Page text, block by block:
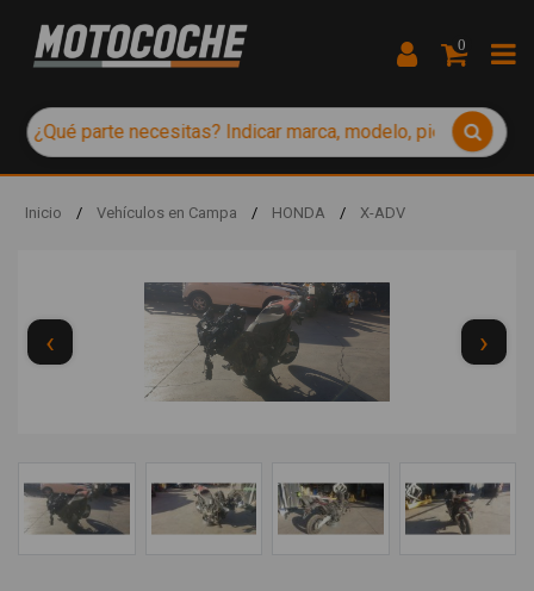
0
Inicio / Vehículos en Campa / HONDA / X-ADV
‹ ›